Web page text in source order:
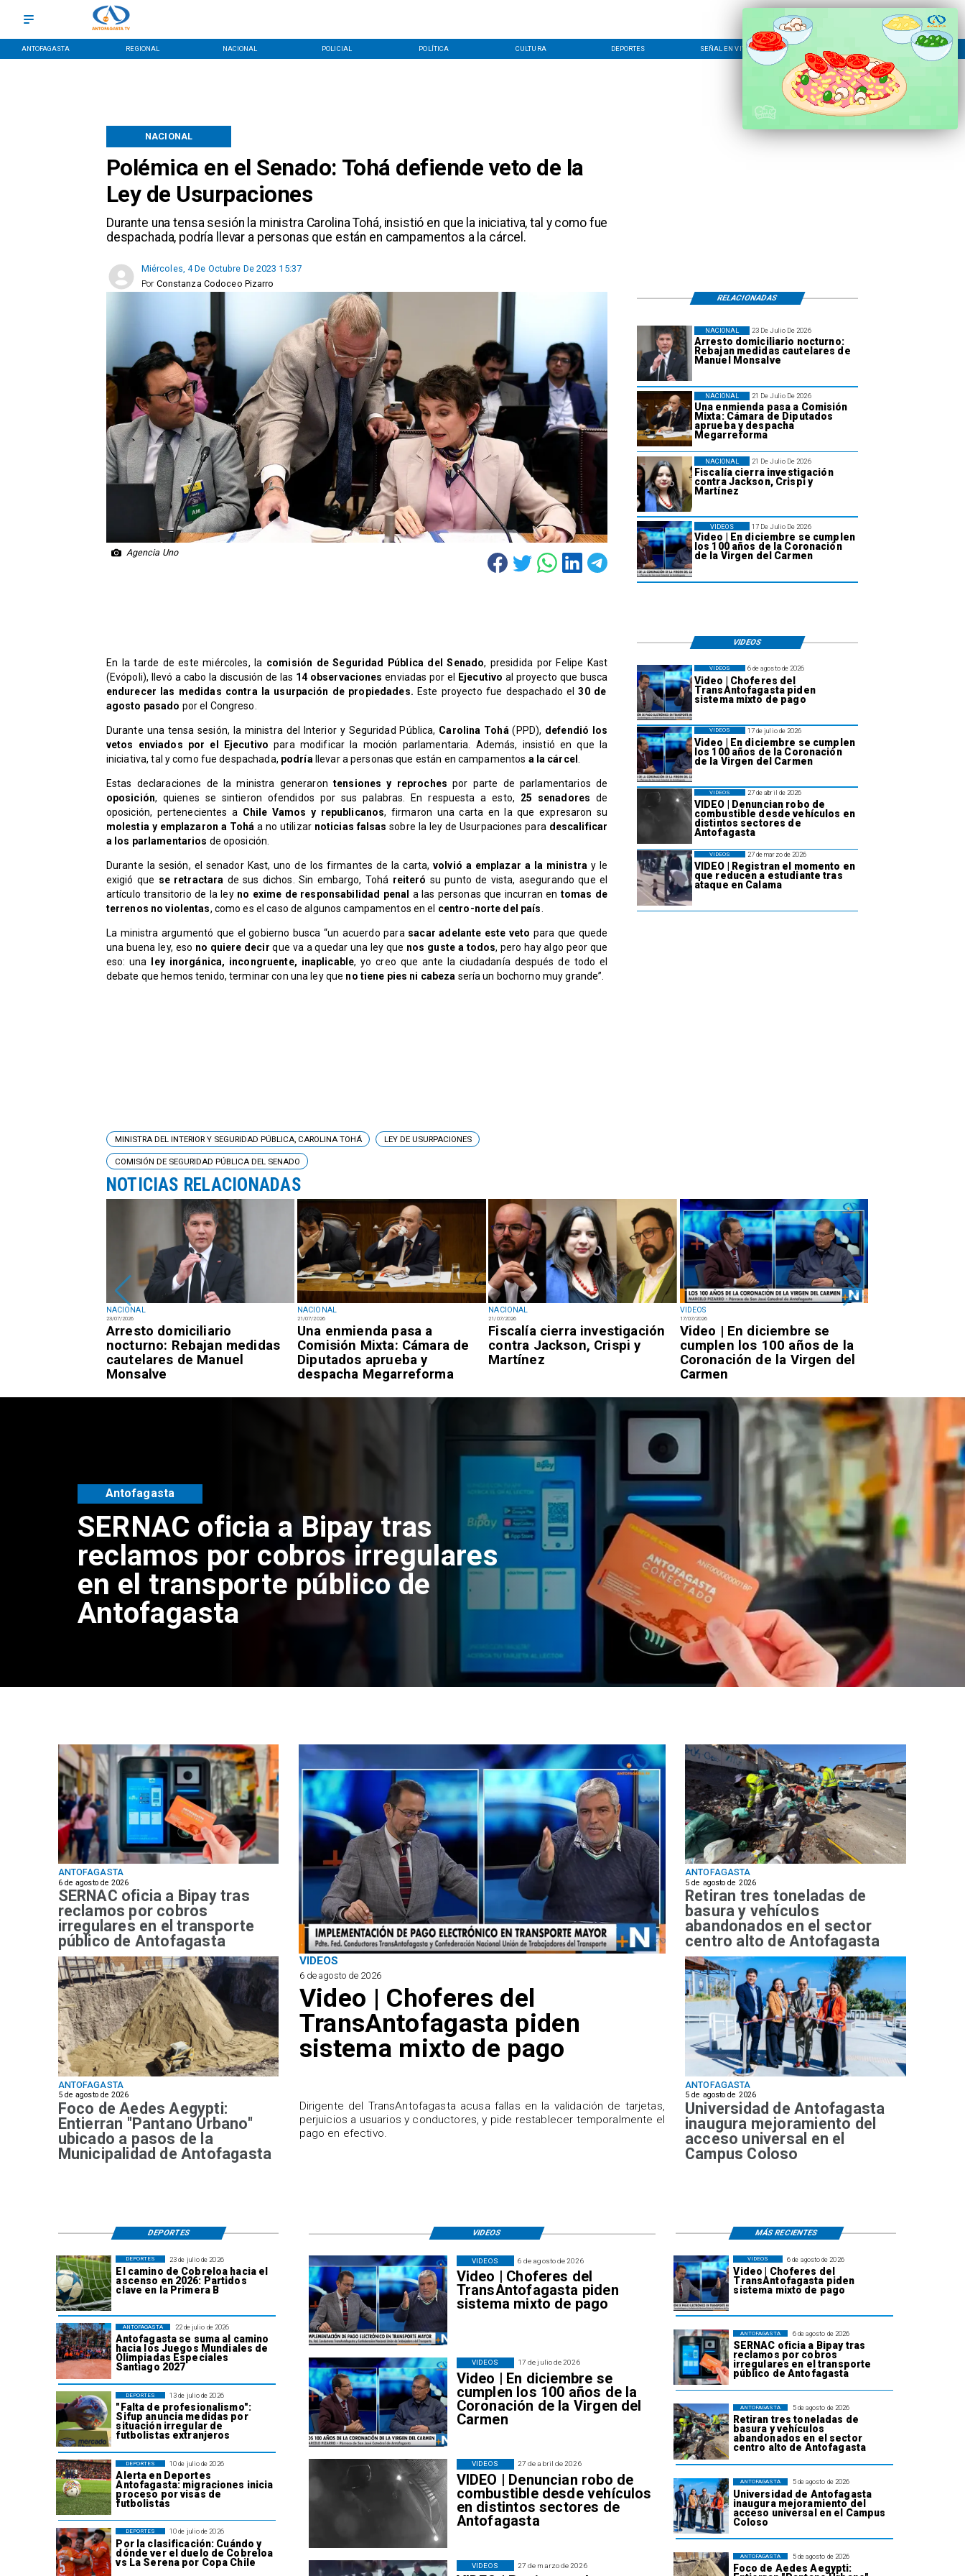
ANTOFAGASTA REGIONAL NACIONAL POLICIAL POLÍTICA CULTURA DEPORTES SEÑAL EN VIVO LÍNEA EDITORIAL
Polémica en el Senado: Tohá defiende veto de la
Ley de Usurpaciones
Durante una tensa sesión la ministra Carolina Tohá, insistió en que la iniciativa, tal y como fue
despachada, podría llevar a personas que están en campamentos a la cárcel.
NACIONAL
Miércoles, 4 De Octubre De 2023 15:37
Constanza Codoceo Pizarro
Por
Agencia Uno
23 De Julio De 2026
Arresto domiciliario nocturno:
Rebajan medidas cautelares de
Manuel Monsalve
NACIONAL
21 De Julio De 2026
Una enmienda pasa a Comisión
Mixta: Cámara de Diputados
aprueba y despacha
Megarreforma
NACIONAL
21 De Julio De 2026
Fiscalía cierra investigación
contra Jackson, Crispi y
Martínez
NACIONAL
17 De Julio De 2026
Video | En diciembre se cumplen
los 100 años de la Coronación
de la Virgen del Carmen
VIDEOS
RELACIONADAS
En la tarde de este miércoles, la comisión de Seguridad Pública del Senado, presidida por Felipe Kast
(Evópoli), llevó a cabo la discusión de las 14 observaciones enviadas por el Ejecutivo al proyecto que busca
endurecer las medidas contra la usurpación de propiedades. Este proyecto fue despachado el30 de
agosto pasado por el Congreso.
Durante una tensa sesión, la ministra del Interior y Seguridad Pública, Carolina Tohá(PPD), defendió los
vetos enviados por el Ejecutivopara modificar la moción parlamentaria. Además, insistió en que la
iniciativa, tal y como fue despachada, podría llevar a personas que están en campamentos a la cárcel .
Estas declaraciones de la ministra generaron tensiones y reprochespor parte de parlamentarios de
oposición, quienes se sintieron ofendidos por sus palabras. En respuesta a esto, 25 senadores de
oposición, pertenecientes a Chile Vamos y republicanos, firmaron una carta en la que expresaron su
molestia y emplazaron a Tohá a no utilizar noticias falsassobre la ley de Usurpaciones para descalificar
a los parlamentarios de oposición.
Durante la sesión, el senador Kast, uno de los firmantes de la carta,volvió a emplazar a la ministra y le
exigió que se retractara de sus dichos. Sin embargo, Tohá reiteró su punto de vista, asegurando que el
artículo transitorio de la leyno exime de responsabilidad penal a las personas que incurran en tomas de
terrenos no violentas, como es el caso de algunos campamentos en el centro-norte del país
La ministra argumentó que el gobierno busca “un acuerdo para sacar adelante este veto para que quede
una buena ley, eso no quiere decir que va a quedar una ley que nos guste a todos, pero hay algo peor que
eso: una
ley inorgánica, incongruente, inaplicable, yo creo que ante la ciudadanía después de todo el
debate que hemos tenido, terminar con una ley que no tiene pies ni cabeza sería un bochorno muy grande”.
VIDEOS
6 de agosto de 2026
Video | Choferes del
TransAntofagasta piden
sistema mixto de pago
VIDEOS
17 de julio de 2026
Video | En diciembre se cumplen
los 100 años de la Coronación
de la Virgen del Carmen
VIDEOS
27 de abril de 2026
VIDEO | Denuncian robo de
combustible desde vehículos en
distintos sectores de
Antofagasta
VIDEOS
27 de marzo de 2026
VIDEO | Registran el momento en
que reducen a estudiante tras
ataque en Calama
VIDEOS
NACIONAL
23/07/2026
Arresto domiciliario
nocturno: Rebajan medidas
cautelares de Manuel
Monsalve
NACIONAL
21/07/2026
Una enmienda pasa a
Comisión Mixta: Cámara de
Diputados aprueba y
despacha Megarreforma
NACIONAL
21/07/2026
Fiscalía cierra investigación
contra Jackson, Crispi y
Martínez
VIDEOS
17/07/2026
Video | En diciembre se
cumplen los 100 años de la
Coronación de la Virgen del
Carmen
MINISTRA DEL INTERIOR Y SEGURIDAD PÚBLICA, CAROLINA TOHÁ LEY DE USURPACIONES
COMISIÓN DE SEGURIDAD PÚBLICA DEL SENADO
NOTICIAS RELACIONADAS
SERNAC oficia a Bipay tras
reclamos por cobros irregulares
en el transporte público de
Antofagasta
Antofagasta
ANTOFAGASTA
6 de agosto de 2026
SERNAC oficia a Bipay tras
reclamos por cobros
irregulares en el transporte
público de Antofagasta
VIDEOS
6 de agosto de 2026
Video | Choferes del
TransAntofagasta piden
sistema mixto de pago
​Dirigente del TransAntofagasta acusa fallas en la validación de tarjetas,
perjuicios a usuarios y conductores, y pide restablecer temporalmente el
pago en efectivo.
ANTOFAGASTA
5 de agosto de 2026
Foco de Aedes Aegypti:
Entierran "Pantano Urbano"
ubicado a pasos de la
Municipalidad de Antofagasta
ANTOFAGASTA
5 de agosto de 2026
Retiran tres toneladas de
basura y vehículos
abandonados en el sector
centro alto de Antofagasta
ANTOFAGASTA
5 de agosto de 2026
Universidad de Antofagasta
inaugura mejoramiento del
acceso universal en el
Campus Coloso
6 de agosto de 2026
Video | Choferes del
TransAntofagasta piden
sistema mixto de pago
VIDEOS
6 de agosto de 2026
SERNAC oficia a Bipay tras
reclamos por cobros
irregulares en el transporte
público de Antofagasta
ANTOFAGASTA
5 de agosto de 2026
Retiran tres toneladas de
basura y vehículos
abandonados en el sector
centro alto de Antofagasta
ANTOFAGASTA
5 de agosto de 2026
Universidad de Antofagasta
inaugura mejoramiento del
acceso universal en el Campus
Coloso
ANTOFAGASTA
5 de agosto de 2026
Foco de Aedes Aegypti:
ANTOFAGASTA
23 de julio de 2026
El camino de Cobreloa hacia el
ascenso en 2026: Partidos
clave en la Primera B
DEPORTES
22 de julio de 2026
Antofagasta se suma al camino
hacia los Juegos Mundiales de
Olimpiadas Especiales
Santiago 2027
ANTOFAGASTA
13 de julio de 2026
"Falta de profesionalismo":
Sifup anuncia medidas por
situación irregular de
futbolistas extranjeros
DEPORTES
10 de julio de 2026
Alerta en Deportes
Antofagasta: migraciones inicia
proceso por visas de
futbolistas
DEPORTES
10 de julio de 2026
Por la clasificación: Cuándo y
dónde ver el duelo de Cobreloa
vs La Serena por Copa Chile
DEPORTES
6 de agosto de 2026
Video | Choferes del
TransAntofagasta piden
sistema mixto de pago
VIDEOS
17 de julio de 2026
Video | En diciembre se
cumplen los 100 años de la
Coronación de la Virgen del
Carmen
VIDEOS
27 de abril de 2026
VIDEO | Denuncian robo de
combustible desde vehículos
en distintos sectores de
Antofagasta
VIDEOS
27 de marzo de 2026
VIDEOS
VIDEOS
DEPORTES MÁS RECIENTES